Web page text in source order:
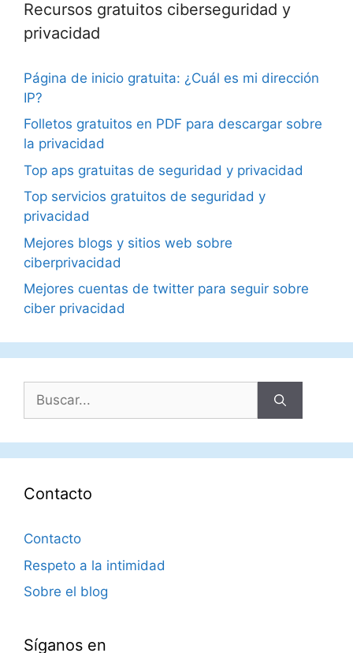
Recursos gratuitos ciberseguridad y
privacidad
Página de inicio gratuita: ¿Cuál es mi dirección
IP?
Folletos gratuitos en PDF para descargar sobre
la privacidad
Top aps gratuitas de seguridad y privacidad
Top servicios gratuitos de seguridad y
privacidad
Mejores blogs y sitios web sobre
ciberprivacidad
Mejores cuentas de twitter para seguir sobre
ciber privacidad
Buscar:
Contacto
Contacto
Respeto a la intimidad
Sobre el blog
Síganos en